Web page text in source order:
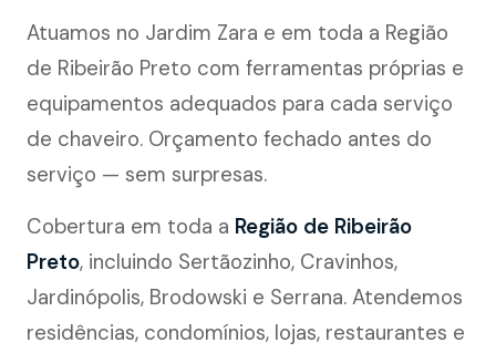
Atuamos no Jardim Zara e em toda a Região
de Ribeirão Preto com ferramentas próprias e
equipamentos adequados para cada serviço
de chaveiro. Orçamento fechado antes do
serviço — sem surpresas.
Cobertura em toda a Região de Ribeirão
Preto, incluindo Sertãozinho, Cravinhos,
Jardinópolis, Brodowski e Serrana. Atendemos
residências, condomínios, lojas, restaurantes e